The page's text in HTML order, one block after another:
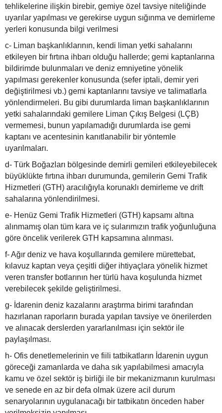
tehlikelerine ilişkin birebir, gemiye özel tavsiye niteliğinde
uyarılar yapılması ve gerekirse uygun sığınma ve demirleme
yerleri konusunda bilgi verilmesi
c- Liman başkanlıklarının, kendi liman yetki sahalarını
etkileyen bir fırtına ihbarı olduğu hallerde; gemi kaptanlarına
bildirimde bulunmaları ve deniz emniyetine yönelik
yapılması gerekenler konusunda (sefer iptali, demir yeri
değiştirilmesi vb.) gemi kaptanlarını tavsiye ve talimatlarla
yönlendirmeleri. Bu gibi durumlarda liman başkanlıklarının
yetki sahalarındaki gemilere Liman Çıkış Belgesi (LÇB)
vermemesi, bunun yapılamadığı durumlarda ise gemi
kaptanı ve acentesinin kanıtlanabilir bir yöntemle
uyarılmaları.
d- Türk Boğazları bölgesinde demirli gemileri etkileyebilecek
büyüklükte fırtına ihbarı durumunda, gemilerin Gemi Trafik
Hizmetleri (GTH) aracılığıyla korunaklı demirleme ve drift
sahalarına yönlendirilmesi.
e- Henüz Gemi Trafik Hizmetleri (GTH) kapsamı altına
alınmamış olan tüm kara ve iç sularımızın trafik yoğunluğuna
göre öncelik verilerek GTH kapsamına alınması.
f- Ağır deniz ve hava koşullarında gemilere mürettebat,
kılavuz kaptan veya çeşitli diğer ihtiyaçlara yönelik hizmet
veren transfer botlarının her türlü hava koşulunda hizmet
verebilecek şekilde geliştirilmesi.
g- İdarenin deniz kazalarını araştırma birimi tarafından
hazırlanan raporların burada yapılan tavsiye ve önerilerden
ve alınacak derslerden yararlanılması için sektör ile
paylaşılması.
h- Ofis denetlemelerinin ve fiili tatbikatların İdarenin uygun
göreceği zamanlarda ve daha sık yapılabilmesi amacıyla
kamu ve özel sektör iş birliği ile bir mekanizmanın kurulması
ve senede en az bir defa olmak üzere acil durum
senaryolarının uygulanacağı bir tatbikatın önceden haber